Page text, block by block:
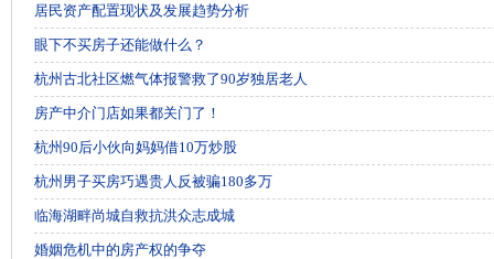
居民资产配置现状及发展趋势分析
眼下不买房子还能做什么？
杭州古北社区燃气体报警救了90岁独居老人
房产中介门店如果都关门了！
杭州90后小伙向妈妈借10万炒股
杭州男子买房巧遇贵人反被骗180多万
临海湖畔尚城自救抗洪众志成城
婚姻危机中的房产权的争夺